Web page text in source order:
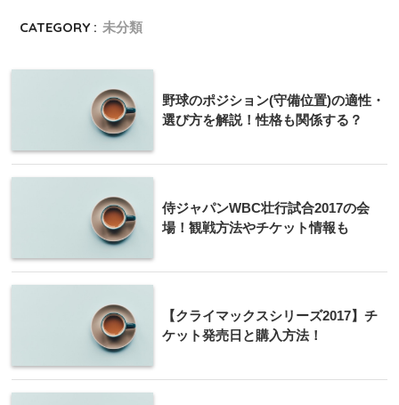
CATEGORY : 未分類
野球のポジション(守備位置)の適性・
選び方を解説！性格も関係する？
侍ジャパンWBC壮行試合2017の会
場！観戦方法やチケット情報も
【クライマックスシリーズ2017】チ
ケット発売日と購入方法！